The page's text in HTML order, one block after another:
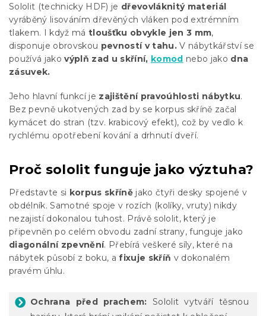
Sololit (technicky HDF) je dřevovláknitý materiál
vyráběný lisováním dřevěných vláken pod extrémním
tlakem. I když má tloušťku obvykle jen 3 mm,
disponuje obrovskou pevností v tahu. V nábytkářství se
používá jakovýplň zad u skříní, komod nebo jako dna
zásuvek.
Jeho hlavní funkcí je zajištění pravoúhlosti nábytku.
Bez pevně ukotvených zad by se korpus skříně začal
kymácet do stran (tzv. krabicový efekt), což by vedlo k
rychlému opotřebení kování a drhnutí dveří.
Proč sololit funguje jako výztuha?
Představte si korpus skříně jako čtyři desky spojené v
obdélník. Samotné spoje v rozích (kolíky, vruty) nikdy
nezajistí dokonalou tuhost. Právě sololit, který je
připevněn po celém obvodu zadní strany, funguje jako
diagonální zpevnění. Přebírá veškeré síly, které na
nábytek působí z boku, afixuje skříň v dokonalém
pravém úhlu.
Ochrana před prachem: Sololit vytváří těsnou